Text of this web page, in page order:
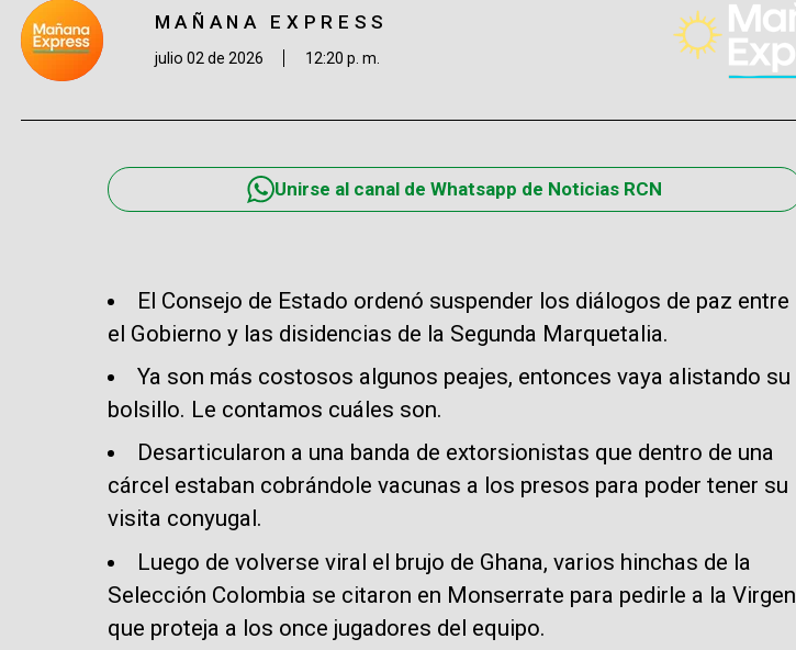
MAÑANA EXPRESS
julio 02 de 2026 12:20 p. m.
Unirse al canal de Whatsapp de Noticias RCN
El Consejo de Estado ordenó suspender los diálogos de paz entre
el Gobierno y las disidencias de la Segunda Marquetalia.
Ya son más costosos algunos peajes, entonces vaya alistando su
bolsillo. Le contamos cuáles son.
Desarticularon a una banda de extorsionistas que dentro de una
cárcel estaban cobrándole vacunas a los presos para poder tener su
visita conyugal.
Luego de volverse viral el brujo de Ghana, varios hinchas de la
Selección Colombia se citaron en Monserrate para pedirle a la Virgen
que proteja a los once jugadores del equipo.